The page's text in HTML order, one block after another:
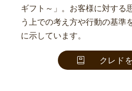
ギフト～」。お客様に対する
う上での考え方や行動の基準
に示しています。
クレド